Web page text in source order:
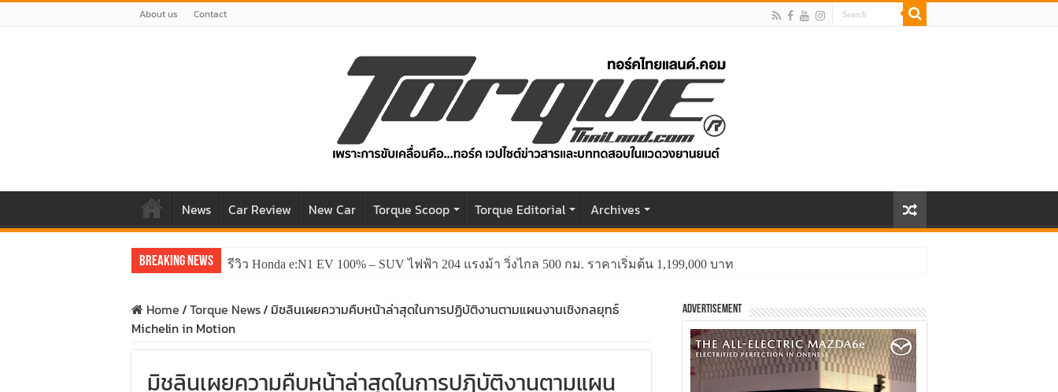
About us Contact
News Car Review New Car Torque Scoop Torque Editorial Archives
Breaking News รีวิว Honda e:N1 EV 100% – SUV ไฟฟ้า 204 แรงม้า วิ่งไกล 500 กม. ราคาเริ่มต้น 1,199,000 บาท
Home/Torque News/ มิชลินเผยความคืบหน้าล่าสุดในการปฏิบัติงานตามแผนงานเชิงกลยุทธ์
Michelin in Motion
มิชลินเผยความคืบหน้าล่าสุดในการปฏิบัติงานตามแผน
Advertisement